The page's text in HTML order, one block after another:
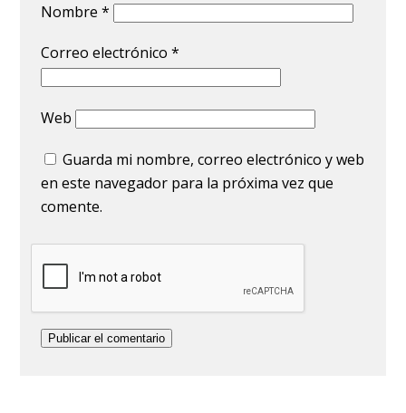
Nombre*
Correo electrónico*
Web
Guarda mi nombre, correo electrónico y web
en este navegador para la próxima vez que
comente.